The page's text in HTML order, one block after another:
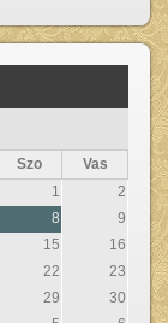
Szo
Vas
1
2
8
9
15
16
22
23
29
30